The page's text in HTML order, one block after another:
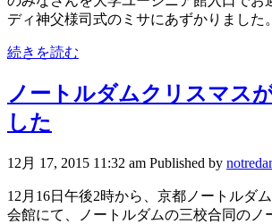
ディ神父様司式のミサにあずかりました
続きを読む
ノートルダムクリスマス
した
12月 17, 2015 11:32 am Published by
12月16日午後2時から、京都ノートルダ
会館にて、ノートルダムの三校合同のノ